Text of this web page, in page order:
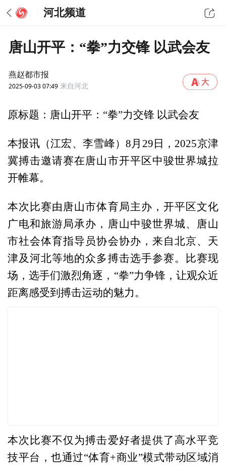
河北频道
唐山开平：“拳”力交锋 以武会友
燕赵都市报
2025-09-03 07:49 来自河北
原标题：唐山开平：“拳”力交锋 以武会友
本报讯（江宏、李雪峰）8月29日，2025京津
冀搏击邀请赛在唐山市开平区中骏世界城拉
开帷幕。
本次比赛由唐山市体育局主办，开平区文化
广电和旅游局承办，唐山中骏世界城、唐山
市社会体育指导员协会协办，来自北京、天
津及河北等地的众多搏击选手参赛。比赛现
场，选手们激烈角逐，“拳”力争锋，让观众近
距离感受到搏击运动的魅力。
本次比赛不仅为搏击爱好者提供了高水平竞
技平台，也通过“体育+商业”模式带动区域消